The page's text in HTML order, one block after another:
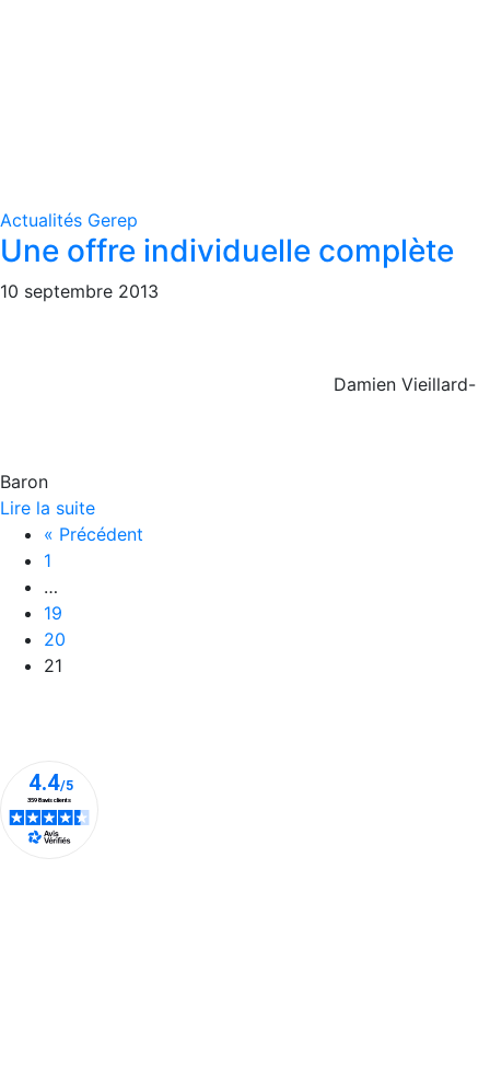
Actualités Gerep
Une offre individuelle complète
10 septembre 2013
Damien Vieillard-
Baron
Lire la suite
« Précédent
1
…
19
20
21